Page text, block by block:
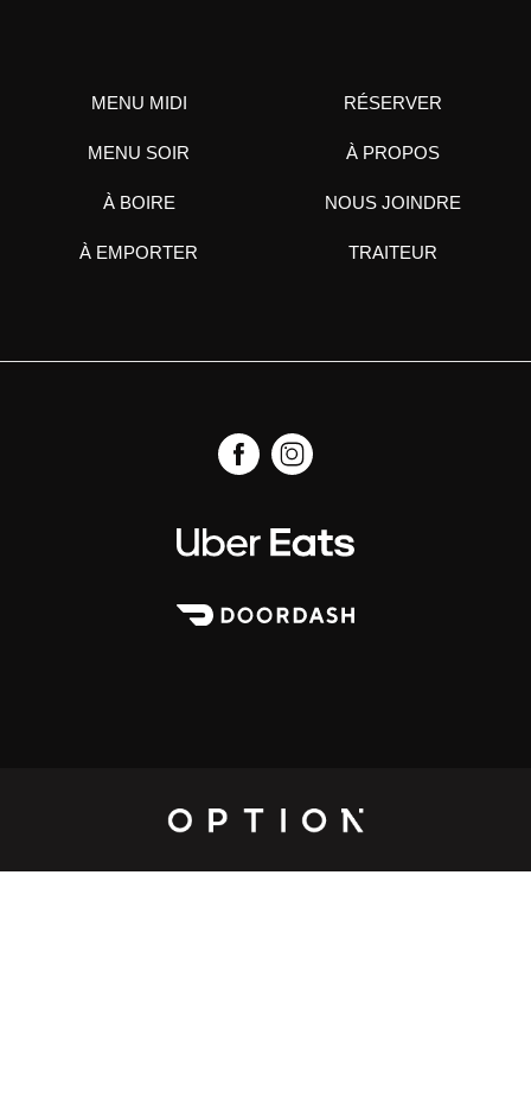
MENU MIDI
MENU SOIR
À BOIRE
À EMPORTER
RÉSERVER
À PROPOS
NOUS JOINDRE
TRAITEUR